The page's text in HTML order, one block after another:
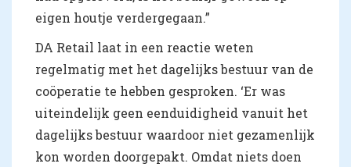
eigen houtje verdergegaan.”
DA Retail laat in een reactie weten
regelmatig met het dagelijks bestuur van de
coöperatie te hebben gesproken. ‘Er was
uiteindelijk geen eenduidigheid vanuit het
dagelijks bestuur waardoor niet gezamenlijk
kon worden doorgepakt. Omdat niets doen